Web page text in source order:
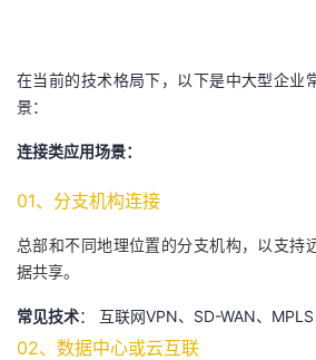
在当前的技术格局下，以下是中大型企业
景：
连接类应用场景：
01、分支机构连接
总部和不同地理位置的分支机构，以支持
据共享。
常见技术： 互联网VPN、SD-WAN、MPLS
02、数据中心或云互联